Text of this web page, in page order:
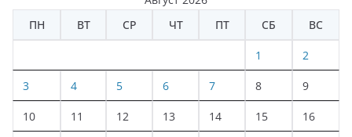
ПН
ВТ СР ЧТ ПТ СБ ВС
1 2
3 4 5 6 7 8 9
10 11 12 13 14 15 16